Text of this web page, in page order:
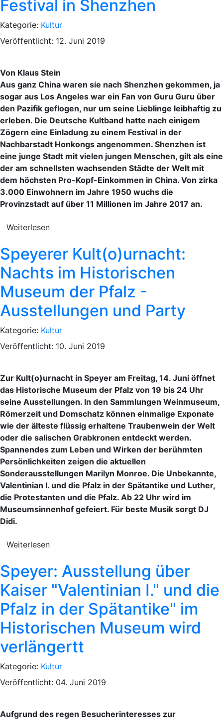
Festival in Shenzhen
Kategorie: Kultur
Veröffentlicht: 12. Juni 2019
Von Klaus Stein
Aus ganz China waren sie nach Shenzhen gekommen, ja
sogar aus Los Angeles war ein Fan von Guru Guru über
den Pazifik geflogen, nur um seine Lieblinge leibhaftig zu
erleben. Die Deutsche Kultband hatte nach einigem
Zögern eine Einladung zu einem Festival in der
Nachbarstadt Honkongs angenommen. Shenzhen ist
eine junge Stadt mit vielen jungen Menschen, gilt als eine
der am schnellsten wachsenden Städte der Welt mit
dem höchsten Pro-Kopf-Einkommen in China. Von zirka
3.000 Einwohnern im Jahre 1950 wuchs die
Provinzstadt auf über 11 Millionen im Jahre 2017 an.
Weiterlesen
Speyerer Kult(o)urnacht:
Nachts im Historischen
Museum der Pfalz -
Ausstellungen und Party
Kategorie: Kultur
Veröffentlicht: 10. Juni 2019
Zur Kult(o)urnacht in Speyer am Freitag, 14. Juni öffnet
das Historische Museum der Pfalz von 19 bis 24 Uhr
seine Ausstellungen. In den Sammlungen Weinmuseum,
Römerzeit und Domschatz können einmalige Exponate
wie der älteste flüssig erhaltene Traubenwein der Welt
oder die salischen Grabkronen entdeckt werden.
Spannendes zum Leben und Wirken der berühmten
Persönlichkeiten zeigen die aktuellen
Sonderausstellungen Marilyn Monroe. Die Unbekannte,
Valentinian I. und die Pfalz in der Spätantike und Luther,
die Protestanten und die Pfalz. Ab 22 Uhr wird im
Museumsinnenhof gefeiert. Für beste Musik sorgt DJ
Didi.
Weiterlesen
Speyer: Ausstellung über
Kaiser "Valentinian I." und die
Pfalz in der Spätantike" im
Historischen Museum wird
verlängertt
Kategorie: Kultur
Veröffentlicht: 04. Juni 2019
Aufgrund des regen Besucherinteresses zur